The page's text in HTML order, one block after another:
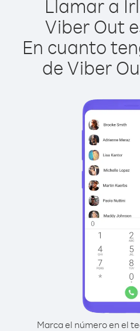
Llamar a
Viber Out
En cuanto
de Viber
Marca el número en el